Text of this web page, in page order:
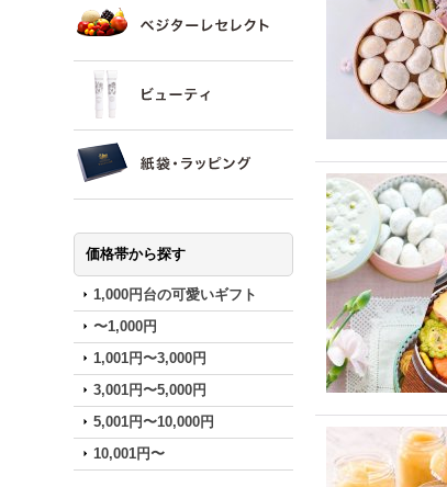
価格帯から探す
1,000円台の可愛いギフト
〜1,000円
1,001円〜3,000円
3,001円〜5,000円
5,001円〜10,000円
10,001円〜